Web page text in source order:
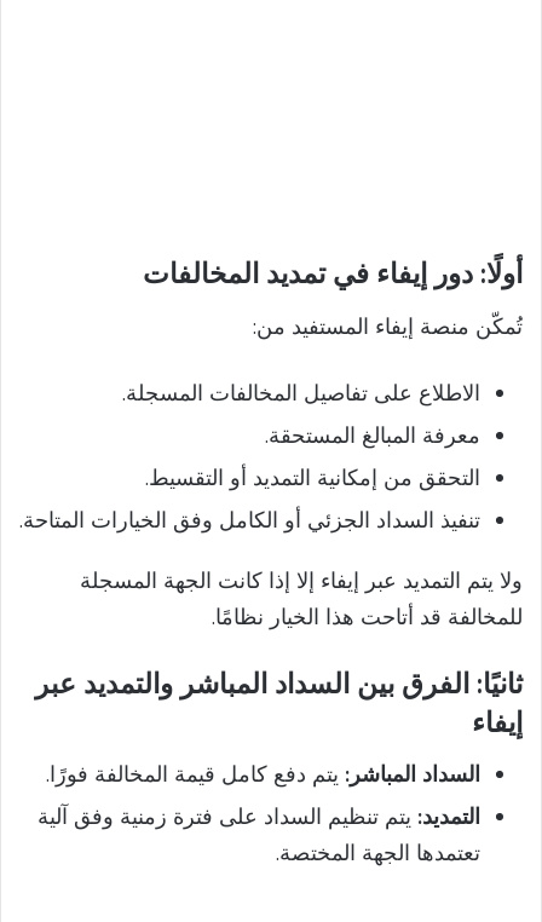
أولًا: دور إيفاء في تمديد المخالفات
تُمكّن منصة إيفاء المستفيد من:
الاطلاع على تفاصيل المخالفات المسجلة.
معرفة المبالغ المستحقة.
التحقق من إمكانية التمديد أو التقسيط.
تنفيذ السداد الجزئي أو الكامل وفق الخيارات المتاحة.
ولا يتم التمديد عبر إيفاء إلا إذا كانت الجهة المسجلة
للمخالفة قد أتاحت هذا الخيار نظامًا.
ثانيًا: الفرق بين السداد المباشر والتمديد عبر
إيفاء
السداد المباشر: يتم دفع كامل قيمة المخالفة فورًا.
التمديد: يتم تنظيم السداد على فترة زمنية وفق آلية
تعتمدها الجهة المختصة.